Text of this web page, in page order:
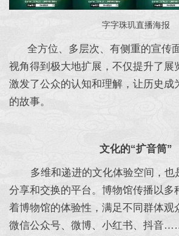
字字珠玑直播海报
全方位、多层次、有侧重的宣传面
视角得到极大地扩展，不仅提升了展
激发了公众的认知和理解，让历史成
的故事。
文化的“扩音筒”
多维和递进的文化体验空间，也
分享和交换的平台。博物馆传播以多
着博物馆的体验性，满足不同群体观
微信公众号、微博、小红书、抖音